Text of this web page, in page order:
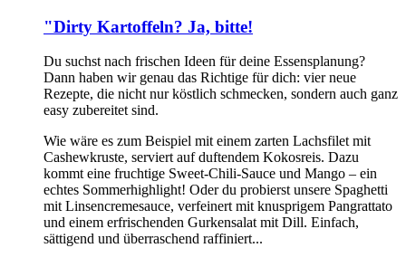
"Dirty Kartoffeln? Ja, bitte!
Du suchst nach frischen Ideen für deine Essensplanung?
Dann haben wir genau das Richtige für dich: vier neue
Rezepte, die nicht nur köstlich schmecken, sondern auch ganz
easy zubereitet sind.
Wie wäre es zum Beispiel mit einem zarten Lachsfilet mit
Cashewkruste, serviert auf duftendem Kokosreis. Dazu
kommt eine fruchtige Sweet-Chili-Sauce und Mango – ein
echtes Sommerhighlight! Oder du probierst unsere Spaghetti
mit Linsencremesauce, verfeinert mit knusprigem Pangrattato
und einem erfrischenden Gurkensalat mit Dill. Einfach,
sättigend und überraschend raffiniert...